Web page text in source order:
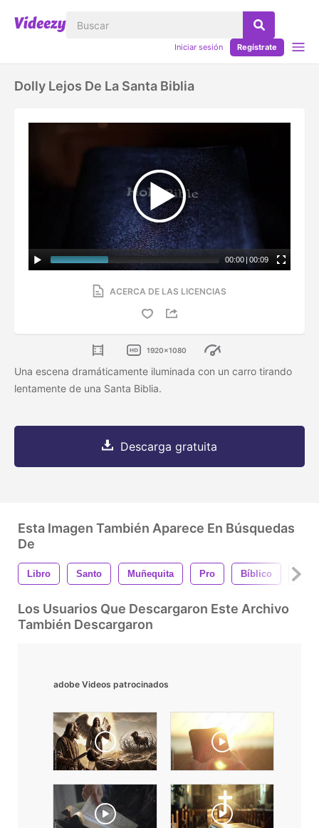
Iniciar sesión Regístrate
Dolly Lejos De La Santa Biblia
00:00 | 00:09
ACERCA DE LAS LICENCIAS
1920x1080
Una escena dramáticamente iluminada con un carro tirando
lentamente de una Santa Biblia.
Descarga gratuita
Esta Imagen También Aparece En Búsquedas
De
Libro Santo Muñequita Pro Bíblico
Los Usuarios Que Descargaron Este Archivo
También Descargaron
adobe Videos patrocinados